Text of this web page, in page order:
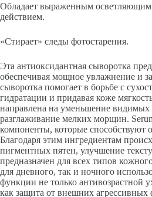
Обладает выраженным
действием.
«Стирает» следы фотостарения.
Эта антиоксидантная сыворотка
обеспечивая мощное увлажнение и
сыворотка помогает в борьбе с
гидратации и придавая коже
направлена на уменьшение видимых
разглаживание мелких морщин.
компоненты, которые способствуют
Благодаря этим ингредиентам
пигментных пятен, улучшение
предназначен для всех типов
для дневного, так и ночного
функции не только антивозрастной
как защита от внешних агрессивных